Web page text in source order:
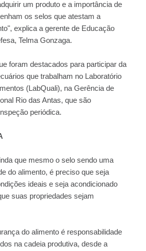
um produto e a importância de
os selos que atestam a
explica a gerente de Educação
Telma Gonzaga.
foram destacados para participar da
que trabalham no Laboratório
(LabQuali), na Gerência de
Rio das Antas, que são
periódica.
que mesmo o selo sendo uma
do alimento, é preciso que seja
ideais e seja acondicionado
suas propriedades sejam
do alimento é responsabilidade
na cadeia produtiva, desde a